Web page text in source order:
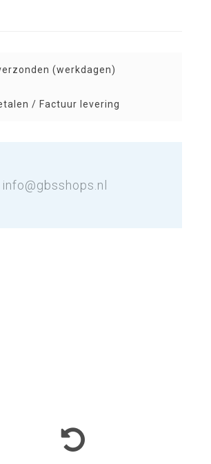
(werkdagen)
/ Factuur levering
info@gbsshops.nl